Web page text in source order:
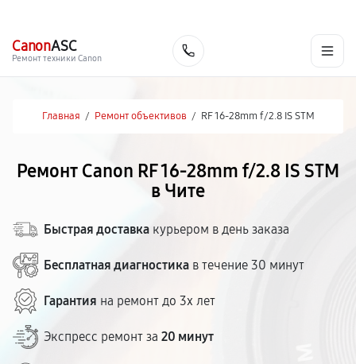
CanonASC
Ремонт техники Canon
Главная / Ремонт объективов / RF 16‑28mm f/2.8 IS STM
Ремонт Canon RF 16‑28mm f/2.8 IS STM
в Чите
Быстрая доставка курьером в день заказа
Бесплатная диагностика в течение 30 минут
Гарантия на ремонт до 3х лет
Экспресс ремонт за 20 минут